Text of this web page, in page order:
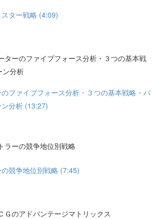
ター戦略 (4:09)
ーのファイブフォース分析・３つの基本戦
ン分析
ファイブフォース分析・３つの基本戦略・バ
分析 (13:27)
ーの競争地位別戦略
の競争地位別戦略 (7:45)
のアドバンテージマトリックス